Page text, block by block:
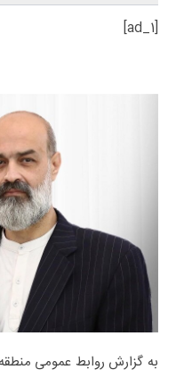
[ad_1]
به گزارش روابط عمومی